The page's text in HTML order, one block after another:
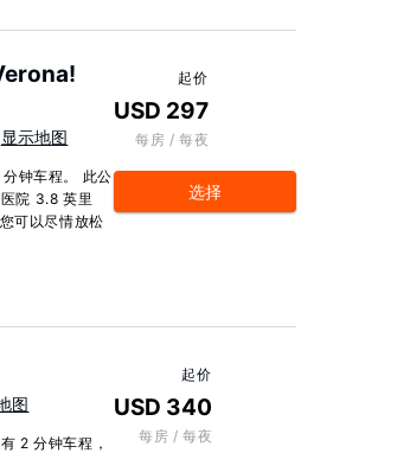
显示地图
钟车程。 此公
院 3.8 英里
可以尽情放松
起价
USD 297
每房 / 每夜
选择
图
2 分钟车程，
起价
USD 340
每房 / 每夜